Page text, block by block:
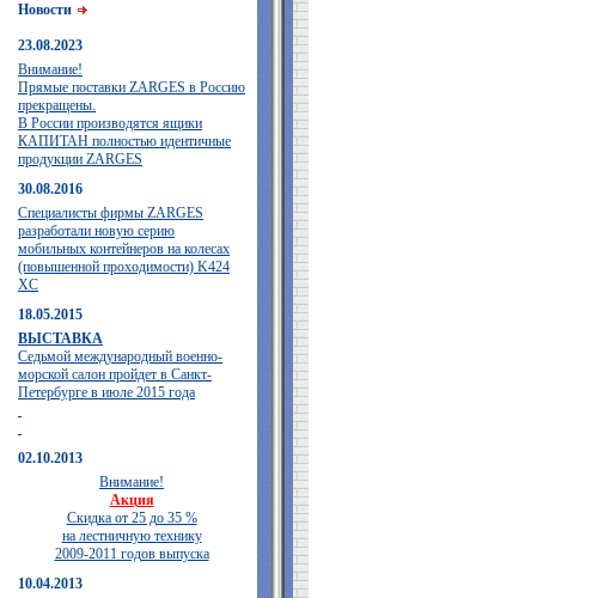
Новости
23.08.2023
Внимание!
Прямые поставки ZARGES в Россию
прекращены.
В России производятся ящики
КАПИТАН полностью идентичные
продукции ZARGES
30.08.2016
Специалисты фирмы ZARGES
разработали новую серию
мобильных контейнеров на колесах
(повышенной проходимости) K424
XC
18.05.2015
ВЫСТАВКА
Седьмой международный военно-
морской салон пройдет в Санкт-
Петербурге в июле 2015 года
02.10.2013
Внимание!
Акция
Скидка от 25 до 35 %
на лестничную технику
2009-2011 годов выпуска
10.04.2013